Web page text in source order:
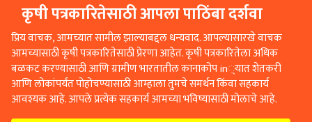
कृषी पत्रकारितेसाठी आपला पाठिंबा दर्शवा
प्रिय वाचक, आमच्यात सामील झाल्याबद्दल धन्यवाद. आपल्यासारखे वाचक
आमच्यासाठी कृषी पत्रकारितेसाठी प्रेरणा आहेत. कृषी पत्रकारितेला अधिक
बळकट करण्यासाठी आणि ग्रामीण भारतातील कानाकोप in्यात शेतकरी
आणि लोकांपर्यंत पोहोचण्यासाठी आम्हाला तुमचे समर्थन किंवा सहकार्य
आवश्यक आहे. आपले प्रत्येक सहकार्य आमच्या भविष्यासाठी मोलाचे आहे.